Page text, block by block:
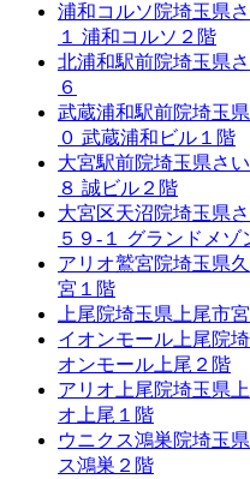
浦和コルソ院埼玉県
１ 浦和コルソ２階
北浦和駅前院埼玉県
６
武蔵浦和駅前院埼玉
０ 武蔵浦和ビル１階
大宮駅前院埼玉県さ
８ 誠ビル２階
大宮区天沼院埼玉県
５９-１ グランドメゾ
アリオ鷲宮院埼玉県
宮１階
上尾院埼玉県上尾市
イオンモール上尾院
オンモール上尾２階
アリオ上尾院埼玉県
オ上尾１階
ウニクス鴻巣院埼玉
ス鴻巣２階